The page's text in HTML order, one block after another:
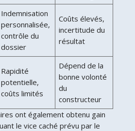
Indemnisation
personnalisée,
contrôle du
dossier
Coûts élevés,
incertitude du
résultat
Rapidité
potentielle,
coûts limités
Dépend de la
bonne volonté
du
constructeur
ont également obtenu gain
le vice caché prévu par le